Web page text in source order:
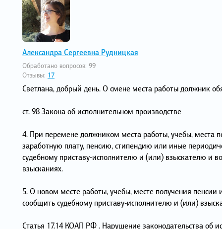
Александра Сергеевна Рудницкая
Обработано вопросов: 99
Отзывы: 17
Светлана, добрый день. О смене места работы должник
ст. 98 Закона об исполнительном производстве
4. При перемене должником места работы, учебы,
заработную плату, пенсию, стипендию или иные
судебному приставу-исполнителю и (или) взыскателю и
взысканиях.
5. О новом месте работы, учебы, месте получения
сообщить судебному приставу-исполнителю и (или)
Статья 17.14 КОАП РФ . Нарушение законодательства об